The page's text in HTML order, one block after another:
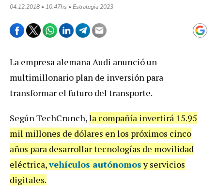
04.12.2018 • 10:47hs • Estrategia 2023
La empresa alemana Audi anunció un
multimillonario plan de inversión para
transformar el futuro del transporte.
Según TechCrunch,la compañía invertirá 15.95
mil millones de dólares en los próximos cinco
años para desarrollar tecnologías de movilidad
eléctrica,vehículos autónomosy servicios
digitales.